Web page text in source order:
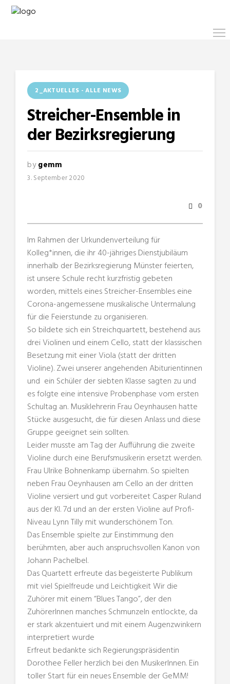
2_AKTUELLES - ALLE NEWS
Streicher-Ensemble in
der Bezirksregierung
bygemm
3. September 2020
0
Im Rahmen der Urkundenverteilung für
Kolleg*innen, die ihr 40-jähriges Dienstjubiläum
innerhalb der Bezirksregierung Münster feierten,
ist unsere Schule recht kurzfristig gebeten
worden, mittels eines Streicher-Ensembles eine
Corona-angemessene musikalische Untermalung
für die Feierstunde zu organisieren.
So bildete sich ein Streichquartett, bestehend aus
drei Violinen und einem Cello, statt der klassischen
Besetzung mit einer Viola (statt der dritten
Violine). Zwei unserer angehenden Abiturientinnen
und ein Schüler der siebten Klasse sagten zu und
es folgte eine intensive Probenphase vom ersten
Schultag an. Musiklehrerin Frau Oeynhausen hatte
Stücke ausgesucht, die für diesen Anlass und diese
Gruppe geeignet sein sollten.
Leider musste am Tag der Aufführung die zweite
Violine durch eine Berufsmusikerin ersetzt werden.
Frau Ulrike Bohnenkamp übernahm. So spielten
neben Frau Oeynhausen am Cello an der dritten
Violine versiert und gut vorbereitet Casper Ruland
aus der Kl. 7d und an der ersten Violine auf Profi-
Niveau Lynn Tilly mit wunderschönem Ton.
Das Ensemble spielte zur Einstimmung den
berühmten, aber auch anspruchsvollen Kanon von
Johann Pachelbel.
Das Quartett erfreute das begeisterte Publikum
mit viel Spielfreude und Leichtigkeit Wir die
Zuhörer mit einem “Blues Tango”, der den
ZuhörerInnen manches Schmunzeln entlockte, da
er stark akzentuiert und mit einem Augenzwinkern
interpretiert wurde
Erfreut bedankte sich Regierungspräsidentin
Dorothee Feller herzlich bei den MusikerInnen. Ein
toller Start für ein neues Ensemble der GeMM!